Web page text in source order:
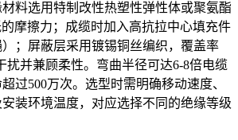
料选用特制改性热塑性弹性体或聚氨酯
的摩擦力；成缆时加入高抗拉中心填充件
）；屏蔽层采用镀锡铜丝编织，覆盖率
扰并兼顾柔性。弯曲半径可达6-8倍电缆
过500万次。选型时需明确移动速度、
装环境温度，对应选择不同的绝缘等级